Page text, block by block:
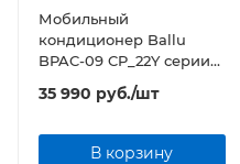
Мобильный
кондиционер Ballu
BPAC-09 CP_22Y серии
35 990 руб./шт
В корзину